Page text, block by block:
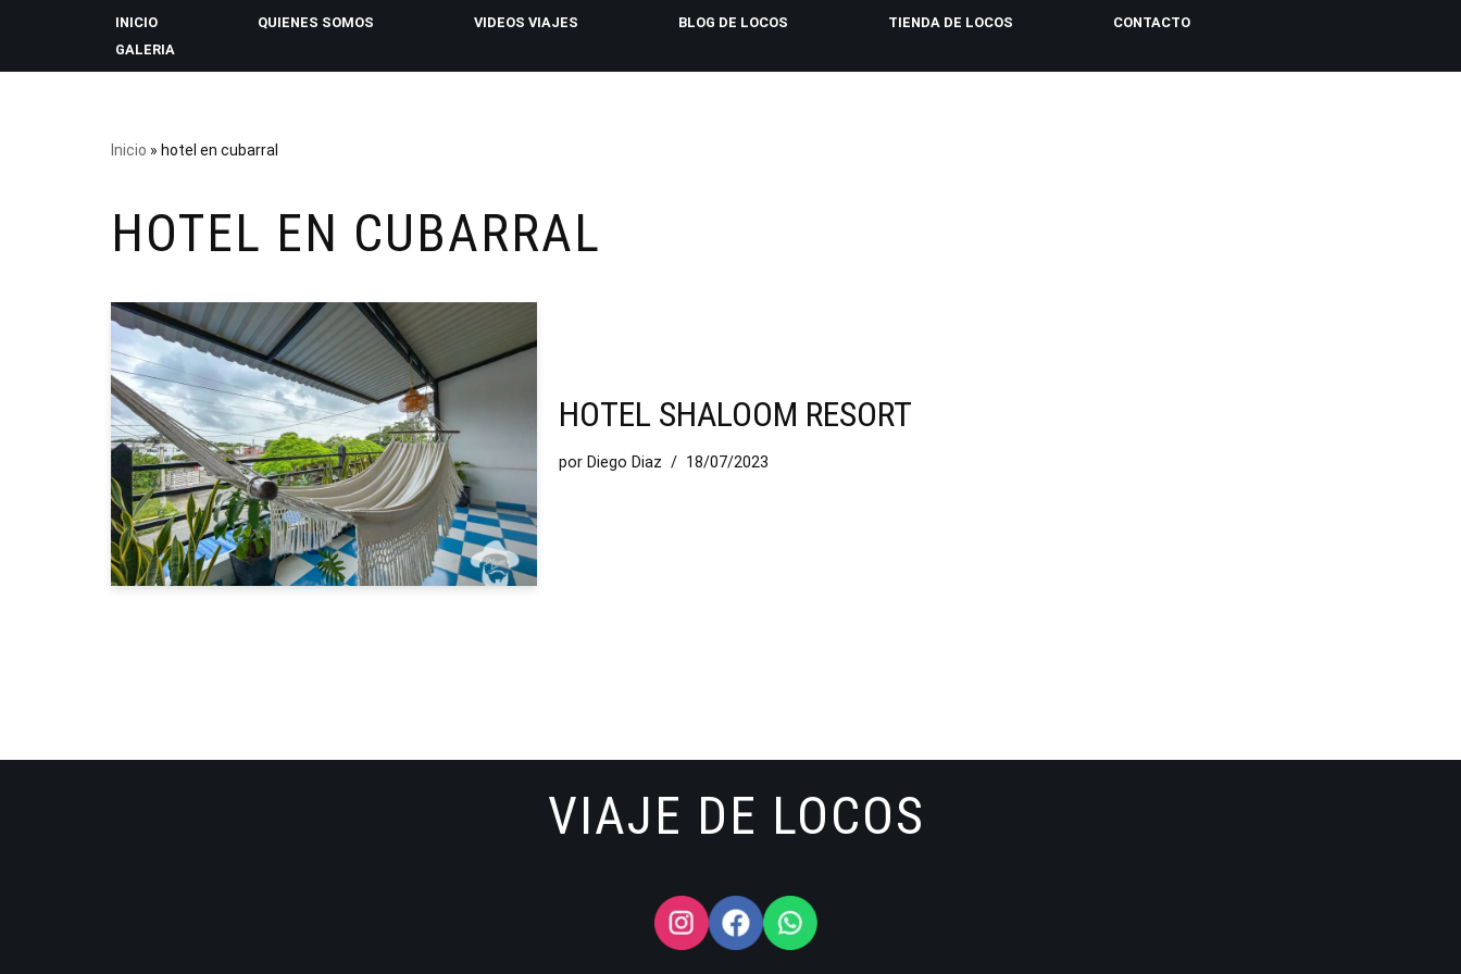
INICIO QUIENES SOMOS VIDEOS VIAJES BLOG DE LOCOS TIENDA DE LOCOS
CONTACTO
GALERIA
Inicio » hotel en cubarral
HOTEL EN CUBARRAL
HOTEL SHALOOM RESORT
por Diego Diaz 18/07/2023
VIAJE DE LOCOS